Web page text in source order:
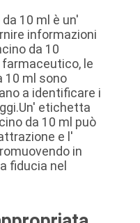
10 ml è un'
informazioni
da 10
le
10 ml sono
a identificare i
etichetta
da 10 ml può
e l'
in
fiducia nel